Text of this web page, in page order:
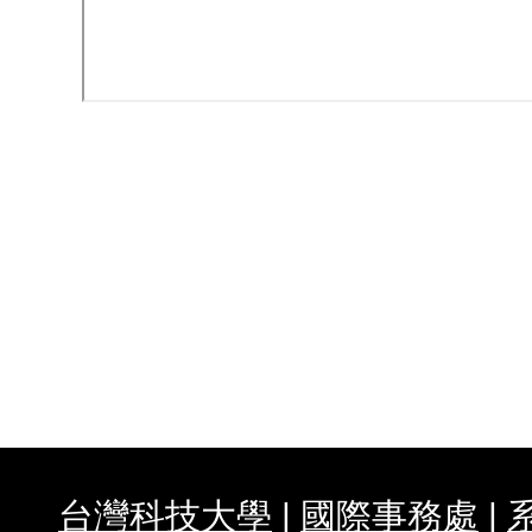
專
台灣科技大學 | 國際事務處 |